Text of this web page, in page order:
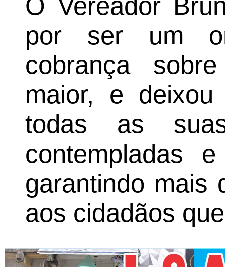
O Vereador
por ser um
cobrança
maior, e
todas as
contempladas
garantindo mais
aos cidadãos